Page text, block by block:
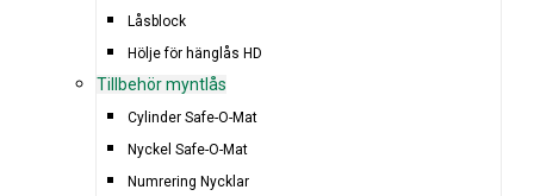
Låsblock
Hölje för hänglås HD
Tillbehör myntlås
Cylinder Safe-O-Mat
Nyckel Safe-O-Mat
Numrering Nycklar